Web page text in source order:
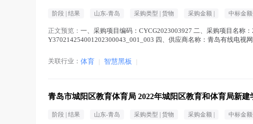
阶段 | 结果 山东-青岛 采购类型 | 货物 采购金额 | 中标金额
正文预览： 一、采购项目编码：CYCG2023003927 二、采购项目名称
Y370214254001202300043_001_003 四、供应商名称：青岛有线电视
关联行业： 体育 | 智慧黑板 |
青岛市城阳区教育体育局 2022年城阳区教育和体育局新
阶段 | 结果 山东-青岛 采购类型 | 货物 采购金额 | 中标金额